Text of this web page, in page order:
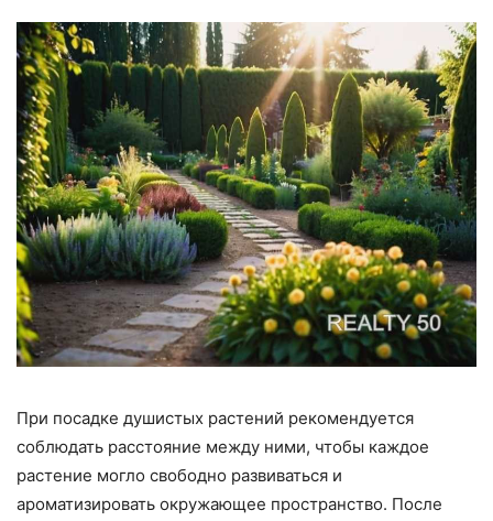
При посадке душистых растений рекомендуется
соблюдать расстояние между ними, чтобы каждое
растение могло свободно развиваться и
ароматизировать окружающее пространство. После